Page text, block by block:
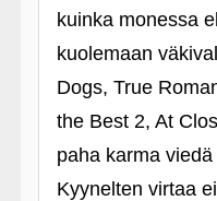
kuinka monessa
kuolemaan
Dogs, True
the Best 2, At
paha karma
Kyynelten virtaa